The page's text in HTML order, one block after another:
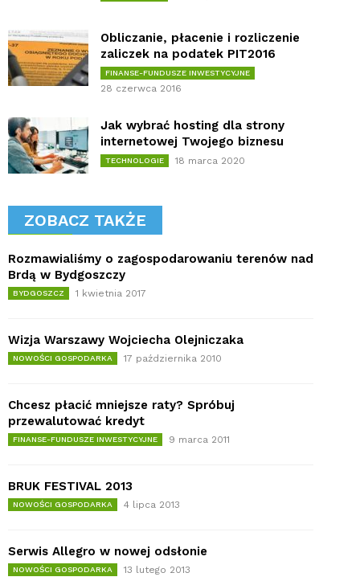
Obliczanie, płacenie i rozliczenie
zaliczek na podatek PIT2016
FINANSE-FUNDUSZE INWESTYCYJNE
28 czerwca 2016
Jak wybrać hosting dla strony
internetowej Twojego biznesu
TECHNOLOGIE 18 marca 2020
ZOBACZ TAKŻE
Rozmawialiśmy o zagospodarowaniu terenów nad
Brdą w Bydgoszczy
BYDGOSZCZ 1 kwietnia 2017
Wizja Warszawy Wojciecha Olejniczaka
NOWOŚCI GOSPODARKA 17 października 2010
Chcesz płacić mniejsze raty? Spróbuj
przewalutować kredyt
FINANSE-FUNDUSZE INWESTYCYJNE 9 marca 2011
BRUK FESTIVAL 2013
NOWOŚCI GOSPODARKA 4 lipca 2013
Serwis Allegro w nowej odsłonie
NOWOŚCI GOSPODARKA 13 lutego 2013